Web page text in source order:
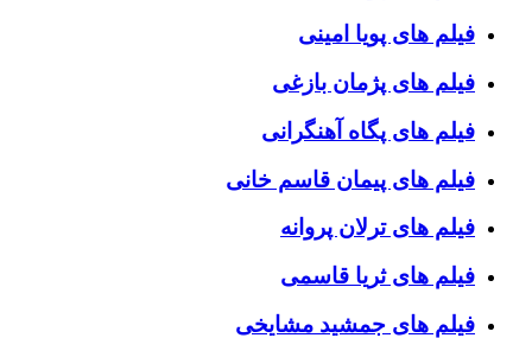
فیلم های پویا امینی
فیلم های پژمان بازغی
فیلم های پگاه آهنگرانی
فیلم های پیمان قاسم خانی
فیلم های ترلان پروانه
فیلم های ثریا قاسمی
فیلم های جمشید مشایخی